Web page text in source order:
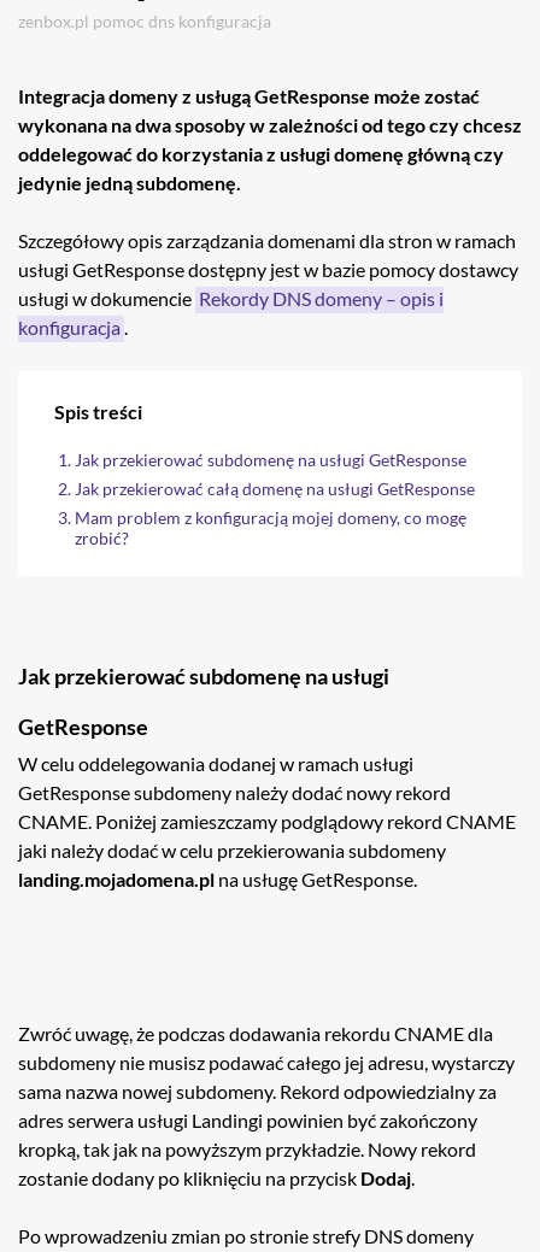
zenbox.pl pomoc dns konfiguracja
Integracja domeny z usługą GetResponse może zostać
wykonana na dwa sposoby w zależności od tego czy chcesz
oddelegować do korzystania z usługi domenę główną czy
jedynie jedną subdomenę.
Szczegółowy opis zarządzania domenami dla stron w ramach
usługi GetResponse dostępny jest w bazie pomocy dostawcy
usługi w dokumencie Rekordy DNS domeny – opis i
konfiguracja .
Spis treści
Jak przekierować subdomenę na usługi GetResponse
Jak przekierować całą domenę na usługi GetResponse
Mam problem z konfiguracją mojej domeny, co mogę
zrobić?
Jak przekierować subdomenę na usługi
GetResponse
W celu oddelegowania dodanej w ramach usługi
GetResponse subdomeny należy dodać nowy rekord
CNAME. Poniżej zamieszczamy podglądowy rekord CNAME
jaki należy dodać w celu przekierowania subdomeny
landing.mojadomena.pl na usługę GetResponse.
Zwróć uwagę, że podczas dodawania rekordu CNAME dla
subdomeny nie musisz podawać całego jej adresu, wystarczy
sama nazwa nowej subdomeny. Rekord odpowiedzialny za
adres serwera usługi Landingi powinien być zakończony
kropką, tak jak na powyższym przykładzie. Nowy rekord
zostanie dodany po kliknięciu na przycisk Dodaj.
Po wprowadzeniu zmian po stronie strefy DNS domeny